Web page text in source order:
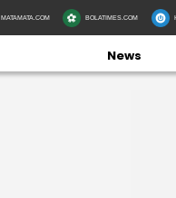
MATAMATA.COM BOLATIMES.COM
News